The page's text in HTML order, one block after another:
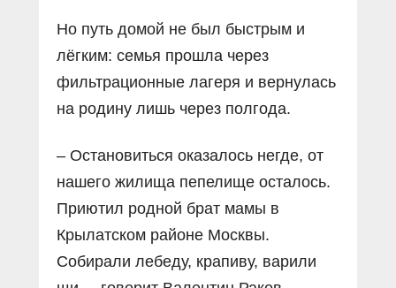
Но путь домой не был быстрым и
лёгким: семья прошла через
фильтрационные лагеря и вернулась
на родину лишь через полгода.
– Остановиться оказалось негде, от
нашего жилища пепелище осталось.
Приютил родной брат мамы в
Крылатском районе Москвы.
Собирали лебеду, крапиву, варили